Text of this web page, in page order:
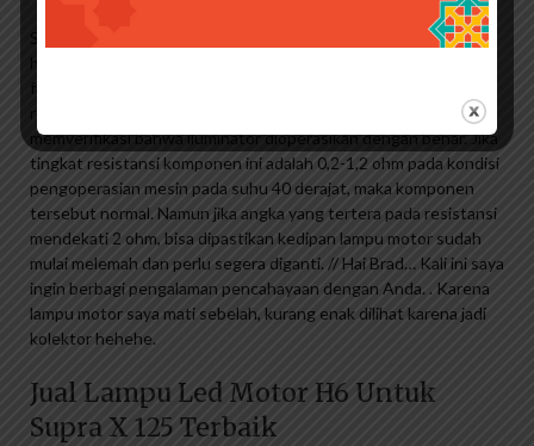
Seperti disebutkan sebelumnya, aki atau aki kendaraan yang
harus disalahkan. Resistansi elemen ini merupakan salah satu
faktor yang mempengaruhi tingkat brightness atau kecerahan
redup mesin. Anda harus mengukur resistansi elemen ini untuk
memverifikasi bahwa iluminator dioperasikan dengan benar. Jika
tingkat resistansi komponen ini adalah 0,2-1,2 ohm pada kondisi
pengoperasian mesin pada suhu 40 derajat, maka komponen
tersebut normal. Namun jika angka yang tertera pada resistansi
mendekati 2 ohm, bisa dipastikan kedipan lampu motor sudah
mulai melemah dan perlu segera diganti. // Hai Brad… Kali ini saya
ingin berbagi pengalaman pencahayaan dengan Anda. . Karena
lampu motor saya mati sebelah, kurang enak dilihat karena jadi
kolektor hehehe.
Jual Lampu Led Motor H6 Untuk
Supra X 125 Terbaik